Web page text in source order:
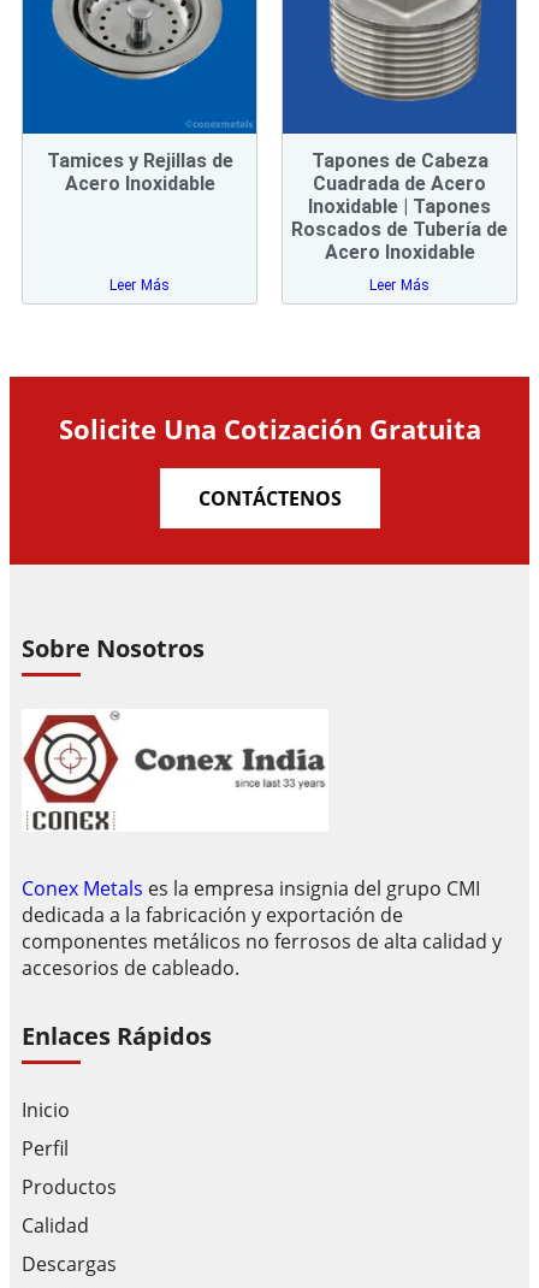
Tamices y Rejillas de
Acero Inoxidable
Leer Más
Tapones de Cabeza
Cuadrada de Acero
Inoxidable | Tapones
Roscados de Tubería de
Acero Inoxidable
Leer Más
Solicite Una Cotización Gratuita
CONTÁCTENOS
Sobre Nosotros
Conex Metals es la empresa insignia del grupo CMI
dedicada a la fabricación y exportación de
componentes metálicos no ferrosos de alta calidad y
accesorios de cableado.
Enlaces Rápidos
Inicio
Perfil
Productos
Calidad
Descargas